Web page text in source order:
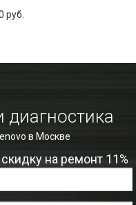
руб.
в Москве
на ремонт 11%